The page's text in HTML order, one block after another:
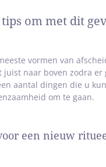
om met dit
vormen van
juist naar boven zodra er
aantal dingen die u
om te gaan.
een nieuw